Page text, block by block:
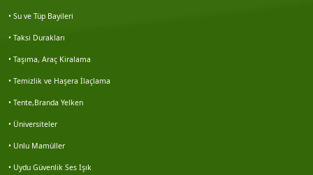
Nuart mimarlık
Veri emlak seferihisar şb.
Turhan besler
• Su ve Tüp Bayileri
• Taksi Durakları
• Taşıma, Araç Kiralama
• Temizlik ve Haşera İlaçlama
• Tente,Branda Yelken
• Üniversiteler
• Unlu Mamüller
• Uydu Güvenlik Ses Işık